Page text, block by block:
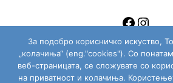
За подобро корисничко искуство,
„колачиња“ (eng."cookies"). Со
веб-страницата, се сложувате со
на приватност и колачиња.